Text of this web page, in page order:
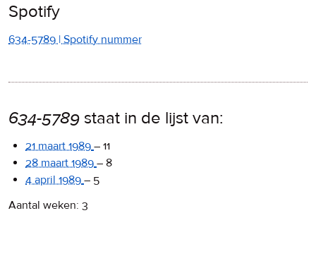
Spotify
634-5789 | Spotify nummer
634-5789 staat in de lijst van:
21 maart 1989 – 11
28 maart 1989 – 8
4 april 1989 – 5
Aantal weken: 3